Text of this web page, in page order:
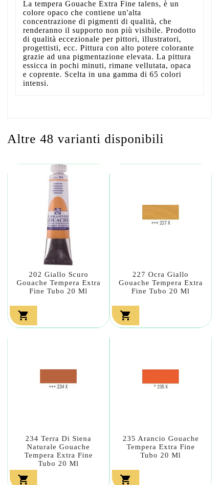
La tempera Gouache Extra Fine talens, è un
colore opaco che contiene un'alta
concentrazione di pigmenti di qualità, che
renderanno il supporto non più visibile. Prodotto
di qualità eccezionale per pittori, illustratori,
progettisti, ecc. Pittura con alto potere colorante
grazie ad una pigmentazione elevata. La pittura
essicca in pochi minuti, rimane vellutata, opaca
e coprente. Scelta in una gamma di 65 colori
intensi.
Altre 48 varianti disponibili
202 Giallo Scuro
Gouache Tempera Extra
Fine Tubo 20 Ml

227 Ocra Giallo
Gouache Tempera Extra
Fine Tubo 20 Ml

234 Terra Di Siena
Naturale Gouache
Tempera Extra Fine
Tubo 20 Ml

235 Arancio Gouache
Tempera Extra Fine
Tubo 20 Ml
